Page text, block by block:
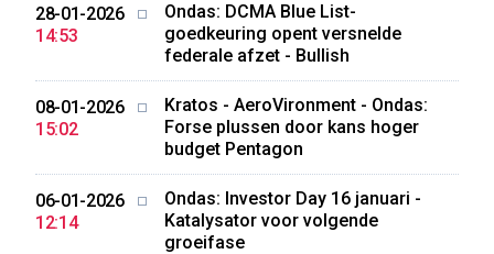
28-01-2026
14:53
Ondas: DCMA Blue List-
goedkeuring opent versnelde
federale afzet - Bullish
08-01-2026
15:02
Kratos - AeroVironment - Ondas:
Forse plussen door kans hoger
budget Pentagon
06-01-2026
12:14
Ondas: Investor Day 16 januari -
Katalysator voor volgende
groeifase